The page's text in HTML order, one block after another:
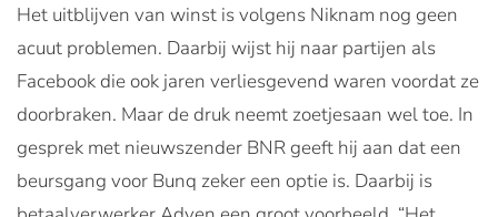
Het uitblijven van winst is volgens Niknam nog geen
acuut problemen. Daarbij wijst hij naar partijen als
Facebook die ook jaren verliesgevend waren voordat ze
doorbraken. Maar de druk neemt zoetjesaan wel toe. In
gesprek met nieuwszender BNR geeft hij aan dat een
beursgang voor Bunq zeker een optie is. Daarbij is